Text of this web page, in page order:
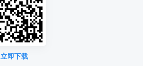
立即下载